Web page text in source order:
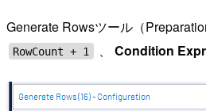
Generate Rowsツール（
RowCount + 1 、Condition